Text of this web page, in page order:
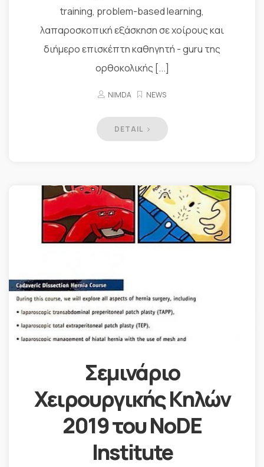
training, problem-based learning,
λαπαροσκοπική εξάσκηση σε χοίρους και
διήμερο επισκέπτη καθηγητή - guru της
ορθοκολικής [...]
NIMDA NEWS
DETAIL
Σεμινάριο
Χειρουργικής Κηλών
2019 του NoDE
Institute